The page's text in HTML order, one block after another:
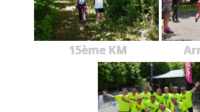
15ème KM